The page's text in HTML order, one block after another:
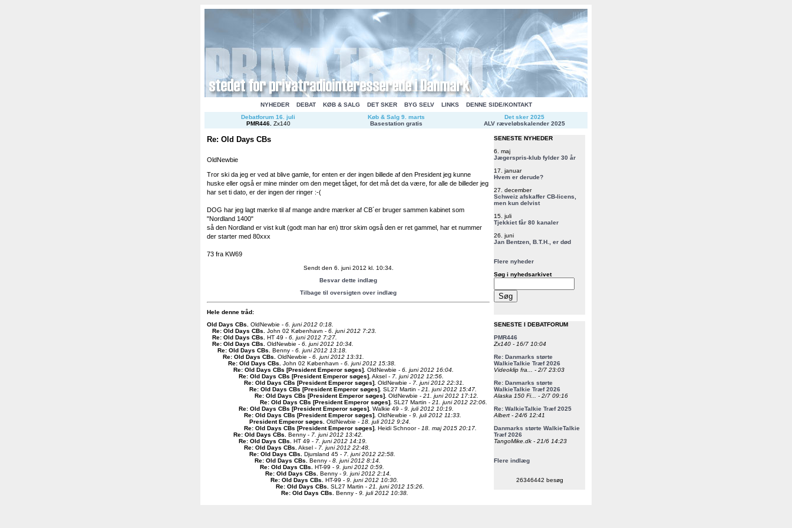
NYHEDER DEBAT KØB & SALG DET SKER BYG SELV LINKS
DENNE SIDE/KONTAKT
Debatforum 16. juli
PMR446. Zx140
Køb & Salg 9. marts
Basestation gratis
Det sker 2025
ALV ræveløbskalender 2025
Re: Old Days CBs
OldNewbie
Tror ski da jeg er ved at blive gamle, for enten er der ingen billede af den President jeg kunne
huske eller også er mine minder om den meget tåget, for det må det da være, for alle de billeder jeg
har set ti dato, er der ingen der ringer :-(
DOG har jeg lagt mærke til af mange andre mærker af CB´er bruger sammen kabinet som
"Nordland 1400"
så den Nordland er vist kult (godt man har en) ttror skim også den er ret gammel, har et nummer
der starter med 80xxx
73 fra KW69
Sendt den 6. juni 2012 kl. 10:34.
Besvar dette indlæg
Tilbage til oversigten over indlæg
Hele denne tråd:
Old Days CBs
OldNewbie - 6. juni 2012 0:18.
Re: Old Days CBs
John 02 København - 6. juni 2012 7:23.
Re: Old Days CBs
HT 49 - 6. juni 2012 7:27.
Re: Old Days CBs
OldNewbie - 6. juni 2012 10:34.
Re: Old Days CBs
Benny - 6. juni 2012 13:18.
Re: Old Days CBs
OldNewbie - 6. juni 2012 13:31.
Re: Old Days CBs
John 02 København - 6. juni 2012 15:38.
Re: Old Days CBs [President Emperor søges] OldNewbie - 6. juni 2012 16:04.
Re: Old Days CBs [President Emperor søges] Aksel - 7. juni 2012 12:56.
Re: Old Days CBs [President Emperor søges] OldNewbie - 7. juni 2012 22:31.
Re: Old Days CBs [President Emperor søges] SL27 Martin - 21. juni 2012 15:47.
Re: Old Days CBs [President Emperor søges] OldNewbie - 21. juni 2012 17:12.
Re: Old Days CBs [President Emperor søges] SL27 Martin - 21. juni 2012 22:06.
Re: Old Days CBs [President Emperor søges] Walkie 49 - 9. juli 2012 10:19.
Re: Old Days CBs [President Emperor søges] OldNewbie - 9. juli 2012 11:33.
President Emperor søges
OldNewbie - 18. juli 2012 9:24.
Re: Old Days CBs [President Emperor søges] Heidi Schnoor - 18. maj 2015 20:17.
Re: Old Days CBs
Benny - 7. juni 2012 13:42.
Re: Old Days CBs
HT 49 - 7. juni 2012 14:19.
Re: Old Days CBs Aksel - 7. juni 2012 22:48.
Re: Old Days CBs
Djursland 45 - 7. juni 2012 22:58.
Re: Old Days CBs
Benny - 8. juni 2012 8:14.
Re: Old Days CBs
HT-99 - 9. juni 2012 0:59.
Re: Old Days CBs
Benny - 9. juni 2012 2:14.
Re: Old Days CBs
HT-99 - 9. juni 2012 10:30.
Re: Old Days CBs
SL27 Martin - 21. juni 2012 15:26.
Re: Old Days CBs
Benny - 9. juli 2012 10:38.
SENESTE NYHEDER
6. maj
Jægerspris-klub fylder 30 år
17. januar
Hvem er derude?
27. december
Schweiz afskaffer CB-licens,
men kun delvist
15. juli
Tjekkiet får 80 kanaler
26. juni
Jan Bentzen, B.T.H., er død
Flere nyheder
Søg i nyhedsarkivet
SENESTE I DEBATFORUM
PMR446
Zx140 - 16/7 10:04
Re: Danmarks størte
WalkieTalkie Træf 2026
Videoklip fra... - 2/7 23:03
Re: Danmarks størte
WalkieTalkie Træf 2026
Alaska 150 Fi... - 2/7 09:16
Re: WalkieTalkie Træf 2025
Albert - 24/6 12:41
Danmarks størte WalkieTalkie
Træf 2026
TangoMike.dk - 21/6 14:23
Flere indlæg
26346442 besøg